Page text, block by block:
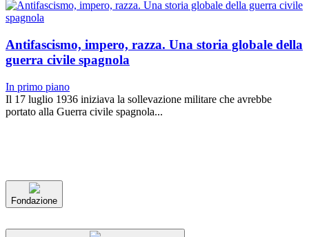
Antifascismo, impero, razza. Una storia globale della
guerra civile spagnola
In primo piano
Il 17 luglio 1936 iniziava la sollevazione militare che avrebbe
portato alla Guerra civile spagnola...
Fondazione